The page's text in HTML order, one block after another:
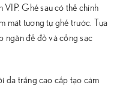
VIP. Ghế sau có thể chỉnh
mát tương tự ghế trước. Tựa
ngăn để đồ và cổng sạc
da trắng cao cấp tạo cảm